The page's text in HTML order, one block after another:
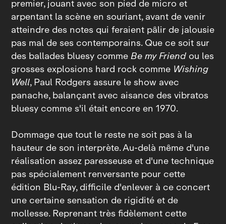
premier, jouant avec son pied de micro et
arpentant la scène en souriant, avant de venir
atteindre des notes qui feraient pâlir de jalousie
pas mal de ses contemporains. Que ce soit sur
des ballades bluesy commeBe my Friend ou les
grosses explosions hard rock comme Wishing
Well, Paul Rodgers assure le show avec
panache, balançant avec aisance des vibratos
bluesy comme s'il était encore en 1970.
Dommage que tout le reste ne soit pas à la
hauteur de son interprète. Au‑delà même d'une
réalisation assez paresseuse et d'une technique
pas spécialement renversante pour cette
édition Blu‑Ray, difficile d'enlever à ce concert
une certaine sensation de rigidité et de
mollesse. Reprenant très fidèlement cette